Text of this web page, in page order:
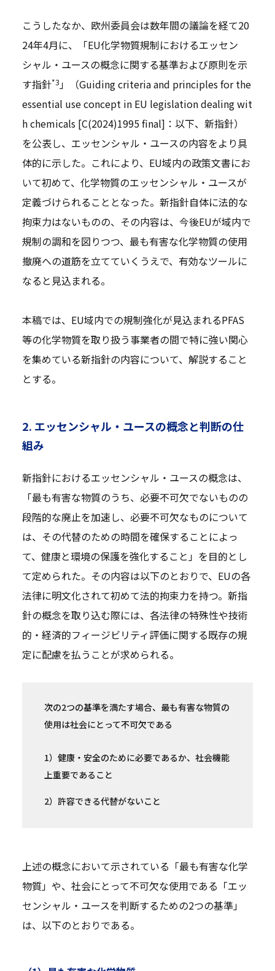
こうしたなか、欧州委員会は数年間の議論を経て20
24年4月に、「EU化学物質規制におけるエッセン
シャル・ユースの概念に関する基準および原則を示
す指針*3」（Guiding criteria and principles for the
essential use concept in EU legislation dealing wit
h chemicals [C(2024)1995 final]：以下、新指針）
を公表し、エッセンシャル・ユースの内容をより具
体的に示した。これにより、EU域内の政策文書にお
いて初めて、化学物質のエッセンシャル・ユースが
定義づけられることとなった。新指針自体に法的な
拘束力はないものの、その内容は、今後EUが域内で
規制の調和を図りつつ、最も有害な化学物質の使用
撤廃への道筋を立てていくうえで、有効なツールに
なると見込まれる。
本稿では、EU域内での規制強化が見込まれるPFAS
等の化学物質を取り扱う事業者の間で特に強い関心
を集めている新指針の内容について、解説すること
とする。
2. エッセンシャル・ユースの概念と判断の仕
組み
新指針におけるエッセンシャル・ユースの概念は、
「最も有害な物質のうち、必要不可欠でないものの
段階的な廃止を加速し、必要不可欠なものについて
は、その代替のための時間を確保することによっ
て、健康と環境の保護を強化すること」を目的とし
て定められた。その内容は以下のとおりで、EUの各
法律に明文化されて初めて法的拘束力を持つ。新指
針の概念を取り込む際には、各法律の特殊性や技術
的・経済的フィージビリティ評価に関する既存の規
定に配慮を払うことが求められる。
次の2つの基準を満たす場合、最も有害な物質の
使用は社会にとって不可欠である
1）健康・安全のために必要であるか、社会機能
上重要であること
2）許容できる代替がないこと
上述の概念において示されている「最も有害な化学
物質」や、社会にとって不可欠な使用である「エッ
センシャル・ユースを判断するための2つの基準」
は、以下のとおりである。